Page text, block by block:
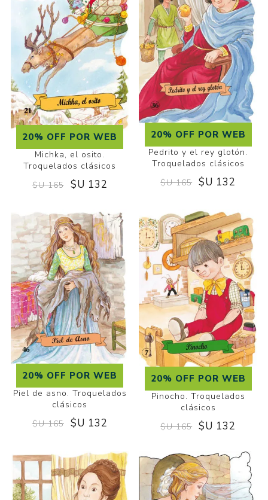
20% OFF POR WEB
Michka, el osito.
Troquelados clásicos
$U 165 $U 132
20% OFF POR WEB
Pedrito y el rey glotón.
Troquelados clásicos
$U 165 $U 132
20% OFF POR WEB
Piel de asno. Troquelados
clásicos
$U 165 $U 132
20% OFF POR WEB
Pinocho. Troquelados
clásicos
$U 165 $U 132